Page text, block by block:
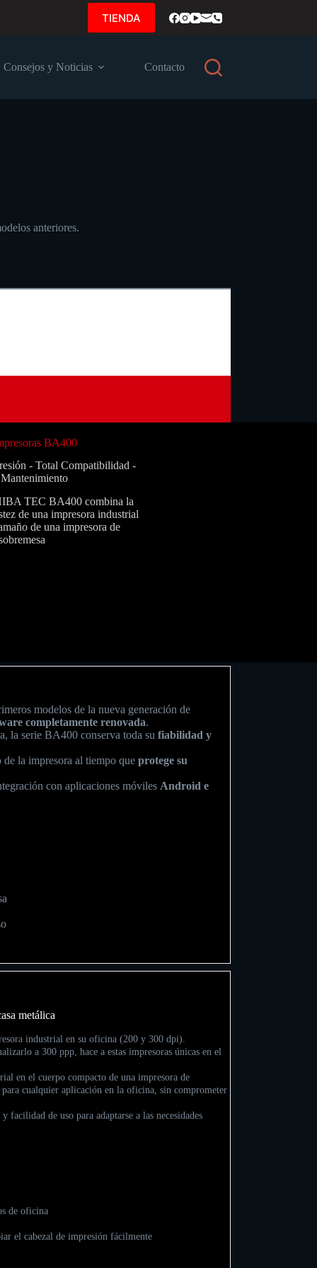
TIENDA
Consejos y Noticias Contacto
anteriores.
BA400
- Total Compatibilidad -
TEC BA400 combina la
de una impresora industrial
de una impresora de
modelos de la nueva generación de
completamente renovada.
la serie BA400 conserva toda su fiabilidad y
la impresora al tiempo que protege su
con aplicaciones móviles Android e
metálica
industrial en su oficina (200 y 300 dpi).
a 300 ppp, hace a estas impresoras únicas en el
en el cuerpo compacto de una impresora de
cualquier aplicación en la oficina, sin comprometer
de uso para adaptarse a las necesidades
de oficina
el cabezal de impresión fácilmente